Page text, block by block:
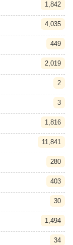
1,842
4,035
449
2,019
2
3
1,816
11,841
280
403
30
1,494
34